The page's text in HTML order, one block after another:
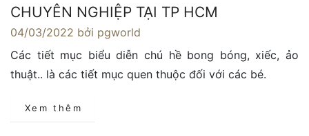
CHUYÊN NGHIỆP TẠI TP HCM
04/03/2022 bởi pgworld
Các tiết mục biểu diễn chú hề bong bóng, xiếc, ảo
thuật.. là các tiết mục quen thuộc đối với các bé.
Xem thêm